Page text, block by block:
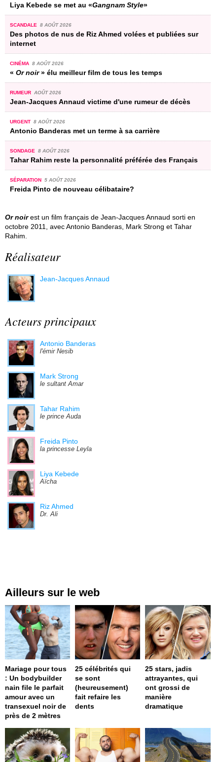
Liya Kebede se met au «Gangnam Style»
SCANDALE 8 AOÛT 2026
Des photos de nus de Riz Ahmed volées et publiées sur
internet
CINÉMA 8 AOÛT 2026
« Or noir» élu meilleur film de tous les temps
RUMEUR AOÛT 2026
Jean-Jacques Annaud victime d'une rumeur de décès
URGENT 8 AOÛT 2026
Antonio Banderas met un terme à sa carrière
SONDAGE 8 AOÛT 2026
Tahar Rahim reste la personnalité préférée des Français
SÉPARATION 5 AOÛT 2026
Freida Pinto de nouveau célibataire?
Or noirest un film français de Jean-Jacques Annaud sorti en
octobre 2011, avec Antonio Banderas, Mark Strong et Tahar
Rahim.
Réalisateur
Jean-Jacques Annaud
Acteurs principaux
Antonio Banderas
l'émir Nesib
Mark Strong
le sultant Amar
Tahar Rahim
le prince Auda
Freida Pinto
la princesse Leyla
Liya Kebede
Aïcha
Riz Ahmed
Dr. Ali
Ailleurs sur le web
Mariage pour tous
: Un bodybuilder
nain file le parfait
amour avec un
transexuel noir de
près de 2 mètres
25 célébrités qui
se sont
(heureusement)
fait refaire les
dents
25 stars, jadis
attrayantes, qui
ont grossi de
manière
dramatique